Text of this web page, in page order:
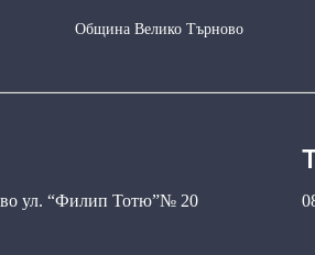
Община Велико Търново
ул. “Филип Тотю”№ 20